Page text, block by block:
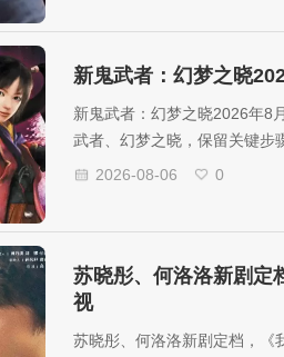
新鬼武者：幻梦之晓
新鬼武者：幻梦之晓2026年8
武者、幻梦之晓，保留关键步
2026-08-06
0
苏晓彤、何洛洛新剧定
视
苏晓彤、何洛洛新剧定档，《